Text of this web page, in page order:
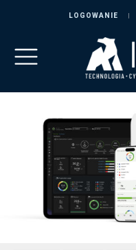
LOGOWANIE